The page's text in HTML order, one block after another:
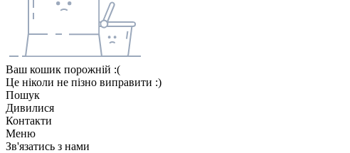
Ваш кошик порожній :(
Це ніколи не пізно виправити :)
Пошук
Дивилися
Контакти
Меню
Зв'язатись з нами